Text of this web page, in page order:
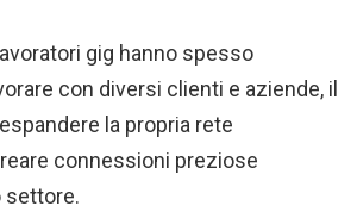
gig hanno spesso
con diversi clienti e aziende, il
la propria rete
connessioni preziose
settore.